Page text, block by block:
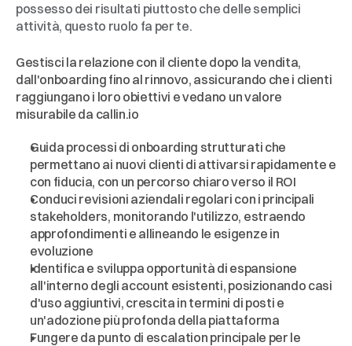
possesso dei risultati piuttosto che delle semplici
attività, questo ruolo fa per te.
Gestisci la relazione con il cliente dopo la vendita,
dall'onboarding fino al rinnovo, assicurando che i clienti
raggiungano i loro obiettivi e vedano un valore
misurabile da callin.io
Guida processi di onboarding strutturati che
permettano ai nuovi clienti di attivarsi rapidamente e
con fiducia, con un percorso chiaro verso il ROI
Conduci revisioni aziendali regolari con i principali
stakeholders, monitorando l'utilizzo, estraendo
approfondimenti e allineando le esigenze in
evoluzione
Identifica e sviluppa opportunità di espansione
all'interno degli account esistenti, posizionando casi
d'uso aggiuntivi, crescita in termini di posti e
un'adozione più profonda della piattaforma
Fungere da punto di escalation principale per le